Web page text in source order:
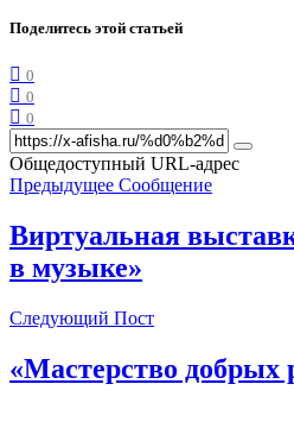
Поделитесь этой статьей
0
0
0
Общедоступный URL-адрес
Предыдущее Сообщение
Виртуальная
в музыке»
Следующий Пост
«Мастерство добрых